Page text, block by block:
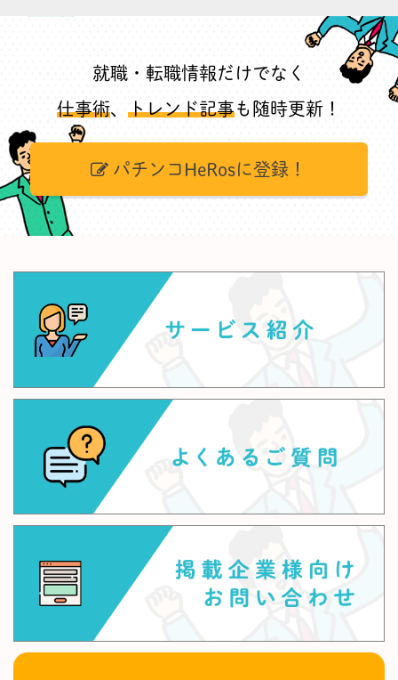
就職・転職情報だけでなく
仕事術、 トレンド記事も随時更新！
パチンコHeRosに登録！